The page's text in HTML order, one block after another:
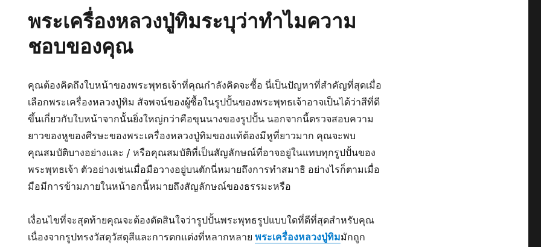
พระเครื่องหลวงปู่ทิมระบุว่าทำไมความ
ชอบของคุณ
คุณต้องคิดถึงใบหน้าของพระพุทธเจ้าที่คุณกำลังคิดจะซื้อ นี่เป็นปัญหาที่สำคัญที่สุดเมื่อ
เลือกพระเครื่องหลวงปู่ทิม สัจพจน์ของผู้ซื้อในรูปปั้นของพระพุทธเจ้าอาจเป็นได้ว่าสีที่ดี
ขึ้นเกี่ยวกับใบหน้าจากนั้นยิ่งใหญ่กว่าคือขุนนางของรูปปั้น นอกจากนี้ตรวจสอบความ
ยาวของหูของศีรษะของพระเครื่องหลวงปู่ทิมของแท้ต้องมีหูที่ยาวมาก คุณจะพบ
คุณสมบัติบางอย่างและ / หรือคุณสมบัติที่เป็นสัญลักษณ์ที่อาจอยู่ในแทบทุกรูปปั้นของ
พระพุทธเจ้า ตัวอย่างเช่นเมื่อมือวางอยู่บนตักนี่หมายถึงการทำสมาธิ อย่างไรก็ตามเมื่อ
มือมีการข้ามภายในหน้าอกนี้หมายถึงสัญลักษณ์ของธรรมะหรือ
เงื่อนไขที่จะสุดท้ายคุณจะต้องตัดสินใจว่ารูปปั้นพระพุทธรูปแบบใดที่ดีที่สุดสำหรับคุณ
เนื่องจากรูปทรงวัสดุวัสดุสีและการตกแต่งที่หลากหลายพระเครื่องหลวงปู่ทิมมักถูก